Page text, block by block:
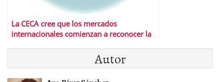
La CECA cree que los mercados
internacionales comienzan a reconocer la
Autor